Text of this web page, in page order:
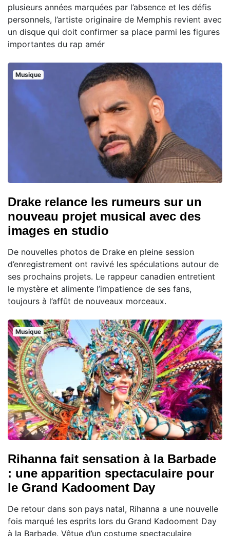
plusieurs années marquées par l’absence et les défis
personnels, l’artiste originaire de Memphis revient avec
un disque qui doit confirmer sa place parmi les figures
importantes du rap amér
Musique
Drake relance les rumeurs sur un
nouveau projet musical avec des
images en studio
De nouvelles photos de Drake en pleine session
d’enregistrement ont ravivé les spéculations autour de
ses prochains projets. Le rappeur canadien entretient
le mystère et alimente l’impatience de ses fans,
toujours à l’affût de nouveaux morceaux.
Musique
Rihanna fait sensation à la Barbade
: une apparition spectaculaire pour
le Grand Kadooment Day
De retour dans son pays natal, Rihanna a une nouvelle
fois marqué les esprits lors du Grand Kadooment Day
à la Barbade. Vêtue d’un costume spectaculaire